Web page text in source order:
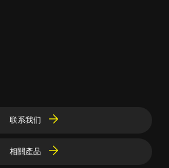
联系我们
相關產品